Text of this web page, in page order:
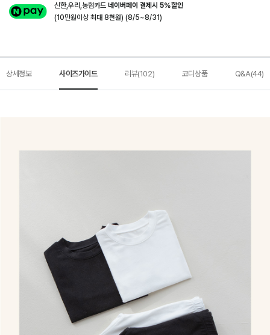
신한,우리,농협카드네이버페이 결제시 5%할인
(10만원이상 최대 8천원) (8/5~8/31)
상세정보 사이즈가이드 리뷰(102) 코디상품 Q&A(44)